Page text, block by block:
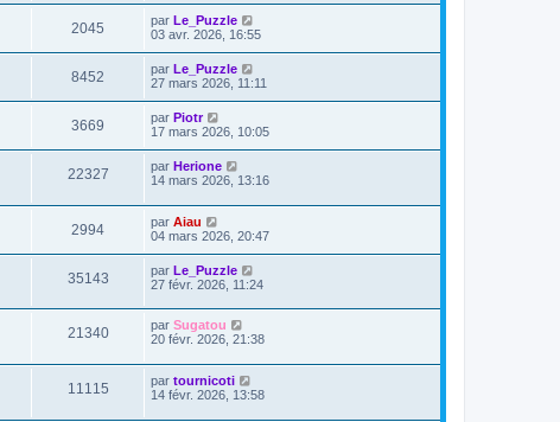
2045 par Le_Puzzle
03 avr. 2026, 16:55
8452 par Le_Puzzle
27 mars 2026, 11:11
3669 par Piotr
17 mars 2026, 10:05
22327 par Herione
14 mars 2026, 13:16
2994 par Aiau
04 mars 2026, 20:47
35143 par Le_Puzzle
27 févr. 2026, 11:24
21340 par Sugatou
20 févr. 2026, 21:38
11115 par tournicoti
14 févr. 2026, 13:58